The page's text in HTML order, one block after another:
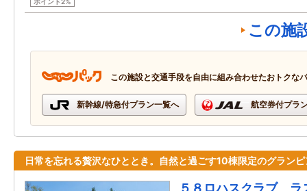
この施
この施設と交通手段を自由に組み合わせたおトクな
新幹線/特急付プラン一覧へ 航空券付プラ
日常を忘れる贅沢なひととき。自然と過ごす10棟限定のグラン